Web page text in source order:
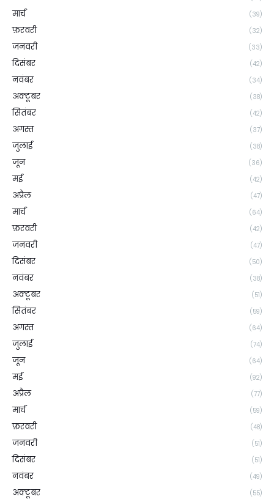
मार्च (39)
फ़रवरी (32)
जनवरी (33)
दिसंबर (42)
नवंबर (34)
अक्टूबर (38)
सितंबर (42)
अगस्त (37)
जुलाई (38)
जून (36)
मई (42)
अप्रैल (47)
मार्च (64)
फ़रवरी (42)
जनवरी (47)
दिसंबर (50)
नवंबर (38)
अक्टूबर (51)
सितंबर (59)
अगस्त (64)
जुलाई (74)
जून (64)
मई (92)
अप्रैल (77)
मार्च (59)
फ़रवरी (48)
जनवरी (51)
दिसंबर (51)
नवंबर (49)
अक्टूबर (55)